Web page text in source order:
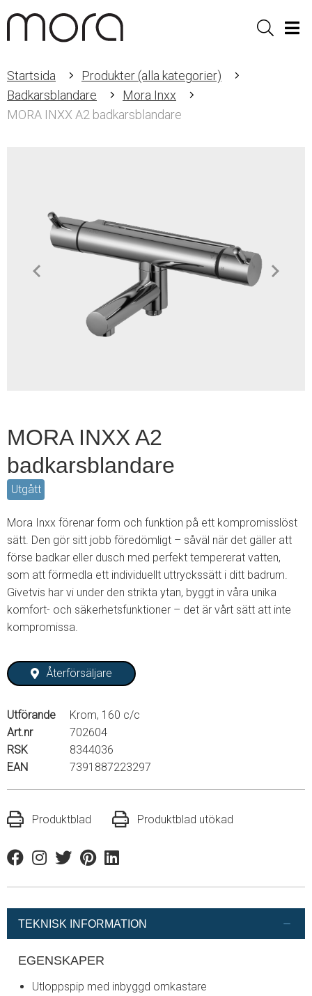
Sök
Startsida
Produkter (alla kategorier)
Badkarsblandare
Mora Inxx
MORA INXX A2 badkarsblandare
MORA INXX A2
badkarsblandare
Utgått
Mora Inxx förenar form och funktion på ett kompromisslöst
sätt. Den gör sitt jobb föredömligt – såväl när det gäller att
förse badkar eller dusch med perfekt tempererat vatten,
som att förmedla ett individuellt uttryckssätt i ditt badrum.
Givetvis har vi under den strikta ytan, byggt in våra unika
komfort- och säkerhetsfunktioner – det är vårt sätt att inte
kompromissa.
Återförsäljare
Utförande
Krom, 160 c/c
Art.nr
702604
RSK
8344036
EAN
7391887223297
Produktblad Produktblad utökad
FacebookInstagram
TwitterPinterestLinkedin
TEKNISK INFORMATION
EGENSKAPER
Utloppspip med inbyggd omkastare